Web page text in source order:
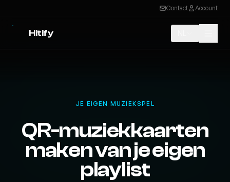
Contact Account
Hitify
JE EIGEN MUZIEKSPEL
QR-muziekkaarten
maken van je eigen
playlist